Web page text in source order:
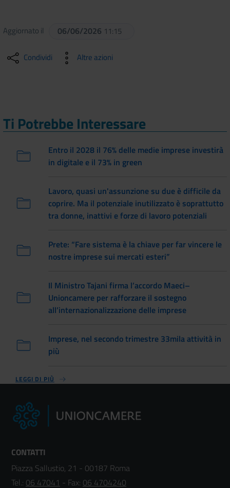
Aggiornato il 06/06/2026 11:15
Condividi Altre azioni
Ti Potrebbe Interessare
Entro il 2028 il 76% delle medie imprese investirà
in digitale e il 73% in green
Lavoro, quasi un'assunzione su due è difficile da
coprire. Ma il potenziale inutilizzato è soprattutto
tra donne, inattivi e forze di lavoro potenziali
Prete: “Fare sistema è la chiave per far vincere le
nostre imprese sui mercati esteri”
Il Ministro Tajani firma l’accordo Maeci–
Unioncamere per rafforzare il sostegno
all’internazionalizzazione delle imprese
Imprese, nel secondo trimestre 33mila attività in
più
LEGGI DI PIÙ
CONTATTI
Piazza Sallustio, 21 - 00187 Roma
Tel.: 06 47041 - Fax: 06 4704240